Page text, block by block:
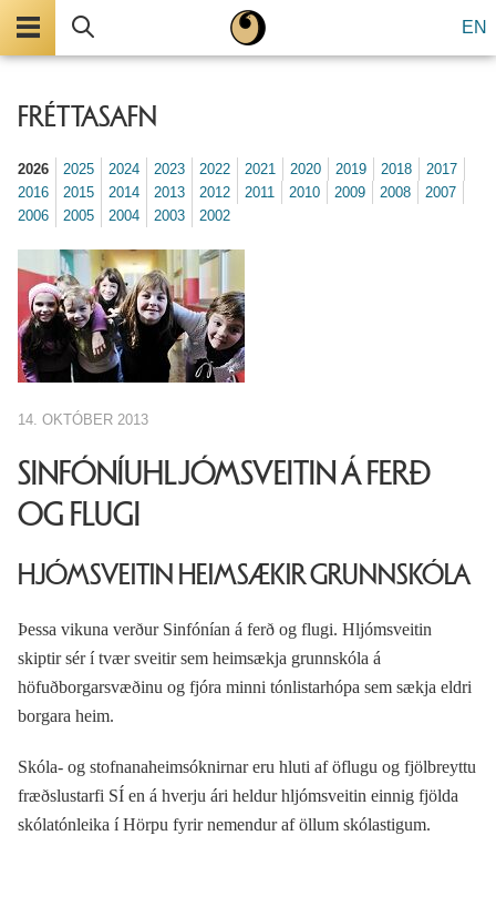
EN
FRÉTTASAFN
2026 2025 2024 2023 2022 2021 2020 2019 2018
2017
2016
2015 2014 2013 2012 2011 2010 2009 2008
2007
2006
2005 2004 2003 2002
14. OKTÓBER 2013
SINFÓNÍUHLJÓMSVEITIN Á FERÐ
OG FLUGI
HJÓMSVEITIN HEIMSÆKIR GRUNNSKÓLA
Þessa vikuna verður Sinfónían á ferð og flugi. Hljómsveitin
skiptir sér í tvær sveitir sem heimsækja grunnskóla á
höfuðborgarsvæðinu og fjóra minni tónlistarhópa sem sækja eldri
borgara heim.
Skóla- og stofnanaheimsóknirnar eru hluti af öflugu og fjölbreyttu
fræðslustarfi SÍ en á hverju ári heldur hljómsveitin einnig fjölda
skólatónleika í Hörpu fyrir nemendur af öllum skólastigum.